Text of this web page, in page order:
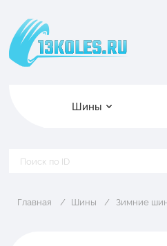
Шины
Главная Шины Зимние